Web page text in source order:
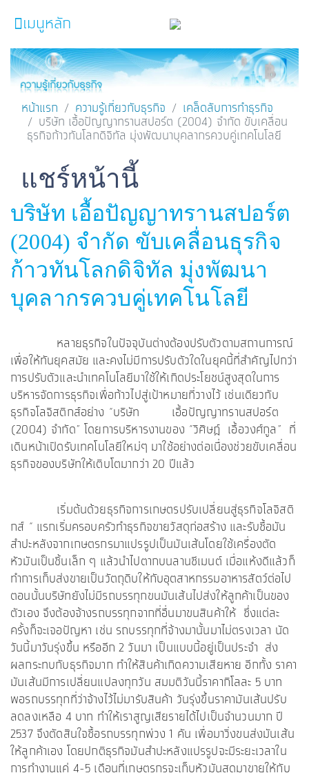
หน้าหลัก
ผลิตภัณฑ์และบริการ
โปรโมชั่น
SME Focus Magazine
คำนวณสินเชื่อเบื้องต้น
ค้นหาจุดบริการ
FOLLOW USKrungthai SME​
เมนูหลัก
หน้าแรก ความรู้เกี่ยวกับธุรกิจ
เคล็ดลับการทำธุรกิจ
บริษัท เอื้อปัญญาทรานสปอร์ต (2004) จำกัด ขับเคลื่อน
ธุรกิจก้าวทันโลกดิจิทัล มุ่งพัฒนาบุคลากรควบคู่เทคโนโลยี
แชร์หน้านี้
Facebook
บริษัท เอื้อปัญญาทรานสปอร์ต
(2004) จำกัด ขับเคลื่อนธุรกิจ
ก้าวทันโลกดิจิทัล มุ่งพัฒนา
บุคลากรควบคู่เทคโนโลยี
หลายธุรกิจในปัจจุบันต่างต้องปรับตัวตามสถานการณ์
เพื่อให้ทันยุคสมัย และคงไม่มีการปรับตัวใดในยุคนี้ที่สำคัญไปกว่า
การปรับตัวและนำเทคโนโลยีมาใช้ให้เกิดประโยชน์สูงสุดในการ
บริหารจัดการธุรกิจเพื่อก้าวไปสู่เป้าหมายที่วางไว้ เช่นเดียวกับ
ธุรกิจโลจิสติกส์อย่าง “บริษัท เอื้อปัญญาทรานสปอร์ต
(2004) จำกัด” โดยการบริหารงานของ “วิศิษฎ์ เอื้อวงศ์กูล” ที่
เดินหน้าเปิดรับเทคโนโลยีใหม่ๆ มาใช้อย่างต่อเนื่องช่วยขับเคลื่อน
ธุรกิจของบริษัทให้เติบโตมากว่า 20 ปีแล้ว
เริ่มต้นด้วยธุรกิจการเกษตรปรับเปลี่ยนสู่ธุรกิจโลจิสติ
กส์ “ แรกเริ่มครอบครัวทำธุรกิจขายวัสดุก่อสร้าง และรับซื้อมัน
สำปะหลังจากเกษตรกรมาแปรรูปเป็นมันเส้นโดยใช้เครื่องตัด
หัวมันเป็นชิ้นเล็ก ๆ แล้วนำไปตากบนลานซีเมนต์ เมื่อแห้งดีแล้วก็
ทำการเก็บส่งขายเป็นวัตถุดิบให้กับอุตสาหกรรมอาหารสัตว์ต่อไป
ตอนนั้นบริษัทยังไม่มีรถบรรทุกขนมันเส้นไปส่งให้ลูกค้าเป็นของ
ตัวเอง จึงต้องจ้างรถบรรทุกจากที่อื่นมาขนสินค้าให้ ซึ่งแต่ละ
ครั้งก็จะเจอปัญหา เช่น รถบรรทุกที่จ้างมานั้นมาไม่ตรงเวลา นัด
วันนี้มาวันรุ่งขึ้น หรืออีก 2 วันมา เป็นแบบนี้อยู่เป็นประจำ ส่ง
ผลกระทบกับธุรกิจมาก ทำให้สินค้าเกิดความเสียหาย อีกทั้ง ราคา
มันเส้นมีการเปลี่ยนแปลงทุกวัน สมมติวันนี้ราคากิโลละ 5 บาท
พอรถบรรทุกที่ว่าจ้างไว้ไม่มารับสินค้า วันรุ่งขึ้นราคามันเส้นปรับ
ลดลงเหลือ 4 บาท ทำให้เราสูญเสียรายได้ไปเป็นจำนวนมาก ปี
2537 จึงตัดสินใจซื้อรถบรรทุกพ่วง 1 คัน เพื่อมาวิ่งขนส่งมันเส้น
ให้ลูกค้าเอง โดยปกติธุรกิจมันสำปะหลังแปรรูปจะมีระยะเวลาใน
การทำงานแค่ 4-5 เดือนที่เกษตรกรจะเก็บหัวมันสดมาขายให้กับ